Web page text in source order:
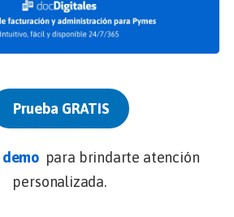
Prueba GRATIS
para brindarte atención
personalizada.